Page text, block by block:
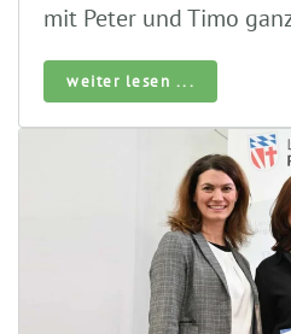
mit Peter und Timo
weiter lesen ...